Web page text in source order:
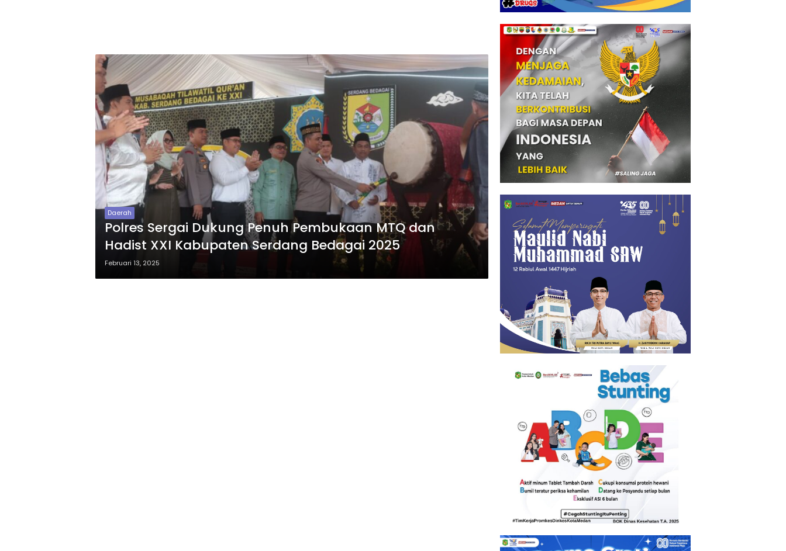
Daerah
Polres Sergai Dukung Penuh Pembukaan MTQ dan
Hadist XXI Kabupaten Serdang Bedagai 2025
Februari 13, 2025